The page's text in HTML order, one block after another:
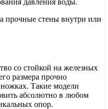
давления воды.
прочные стены внутри или
со стойкой на железных
размера прочно
Такие модели
абсолютно в любом
опор.